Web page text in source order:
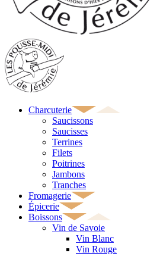
Charcuterie
Saucissons
Saucisses
Terrines
Filets
Poitrines
Jambons
Tranches
Fromagerie
Épicerie
Boissons
Vin de Savoie
Vin Blanc
Vin Rouge